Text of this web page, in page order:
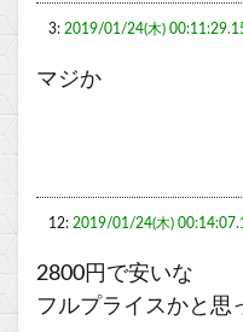
3: 2019/01/24(木)
マジか
12: 2019/01/24(木)
2800円で安いな
フルプライスかと思